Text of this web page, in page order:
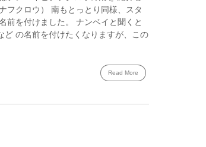
フクロウ） 南もとっとり同様、スタ
前を付けました。 ナンベイと聞くと
ど の名前を付けたくなりますが、この
Read More